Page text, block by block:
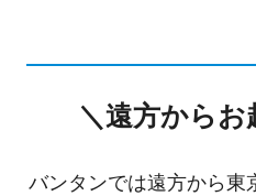
＼遠方からお
バンタンでは遠方から東